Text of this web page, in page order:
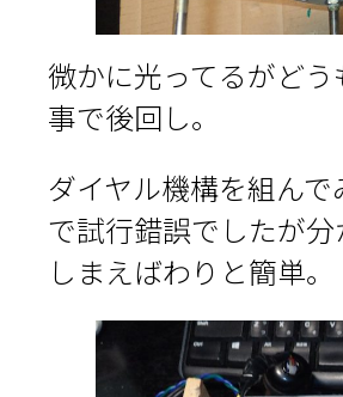
微かに光ってるがど
事で後回し。
ダイヤル機構を組ん
で試行錯誤でしたが分
しまえばわりと簡単。